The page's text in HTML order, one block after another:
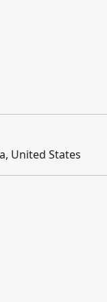
United States